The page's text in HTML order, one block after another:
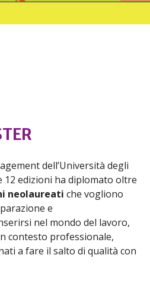
dell’Università degli
12 edizioni ha diplomato oltre
neolaureati che vogliono
e
nel mondo del lavoro,
contesto professionale,
a fare il salto di qualità con